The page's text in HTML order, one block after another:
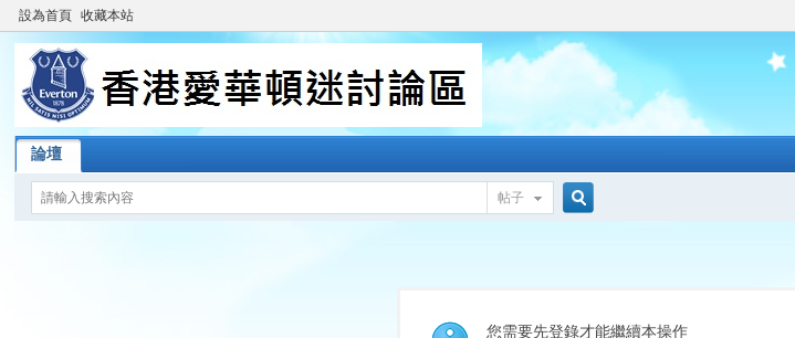
設為首頁 收藏本站
論壇
帖子
索
您需要先登錄才能繼續本操作